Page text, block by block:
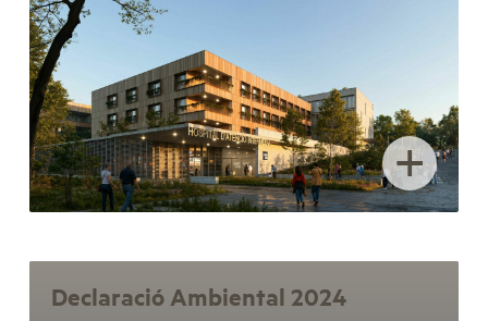
+
Declaració Ambiental 2024